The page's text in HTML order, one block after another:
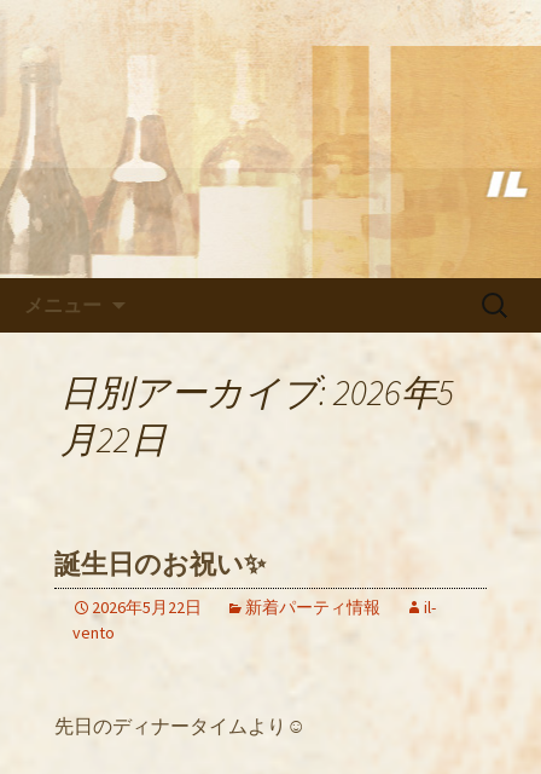
武蔵小杉の美味しいイタリアン
「イルヴェント」のブログ
武蔵小杉の美味しいイタリアン「イル
ヴェント」のブログ
メニュー
検
日別アーカイブ: 2026年5
月22日
誕生日のお祝い✨
2026年5月22日 新着パーティ情報
il-
vento
先日のディナータイムより☺️